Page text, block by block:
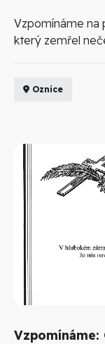
Vzpomínáme na
který zemřel
Oznice